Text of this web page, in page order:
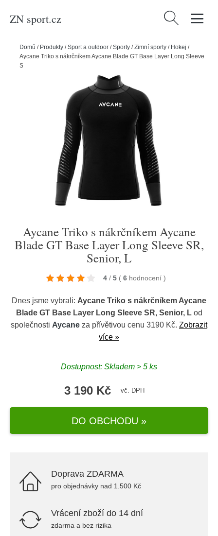
ZN sport.cz Vyhledávání
Domů / Produkty /Sport a outdoor /Sporty /Zimní sporty / Hokej /
Aycane Triko s nákrčníkem Aycane Blade GT Base Layer Long Sleeve
SR, Senior, L
Aycane Triko s nákrčníkem Aycane
Blade GT Base Layer Long Sleeve SR,
Senior, L
4 / 5 ( 6 hodnocení )
Dnes jsme vybrali: Aycane Triko s nákrčníkem Aycane
Blade GT Base Layer Long Sleeve SR, Senior, Lod
společnosti Aycane za přívětivou cenu 3190 Kč. Zobrazit
více »
Dostupnost: Skladem > 5 ks
3 190 Kč vč. DPH
DO OBCHODU »
Doprava ZDARMA
pro objednávky nad 1.500 Kč
Vrácení zboží do 14 dní
zdarma a bez rizika